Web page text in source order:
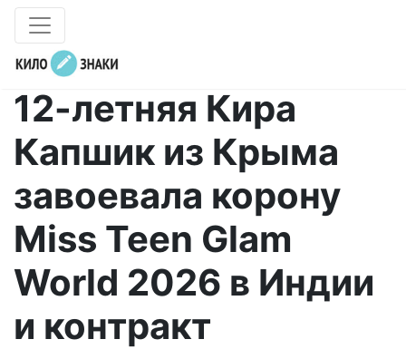
12-летняя Кира
Капшик из Крыма
завоевала корону
Miss Teen Glam
World 2026 в Индии
и контракт